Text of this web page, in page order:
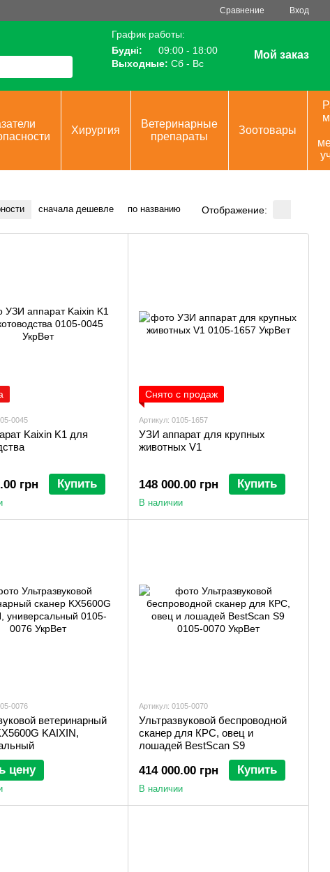
Сравнение Вход
График работы:
Будні:
09:00 - 18:00
Выходные: Сб - Вс
Мой заказ
Хирургия
Ветеринарные
препараты
Зоотовары
сначала дешевле по названию Отображение:
0045
Kaixin K1 для
грн Купить
Снято с продаж
Артикул: 0105-1657
УЗИ аппарат для крупных
животных V1
148 000.00 грн Купить
В наличии
0076
ветеринарный
KAIXIN,
цену
Артикул: 0105-0070
Ультразвуковой беспроводной
сканер для КРС, овец и
лошадей BestScan S9
414 000.00 грн Купить
В наличии